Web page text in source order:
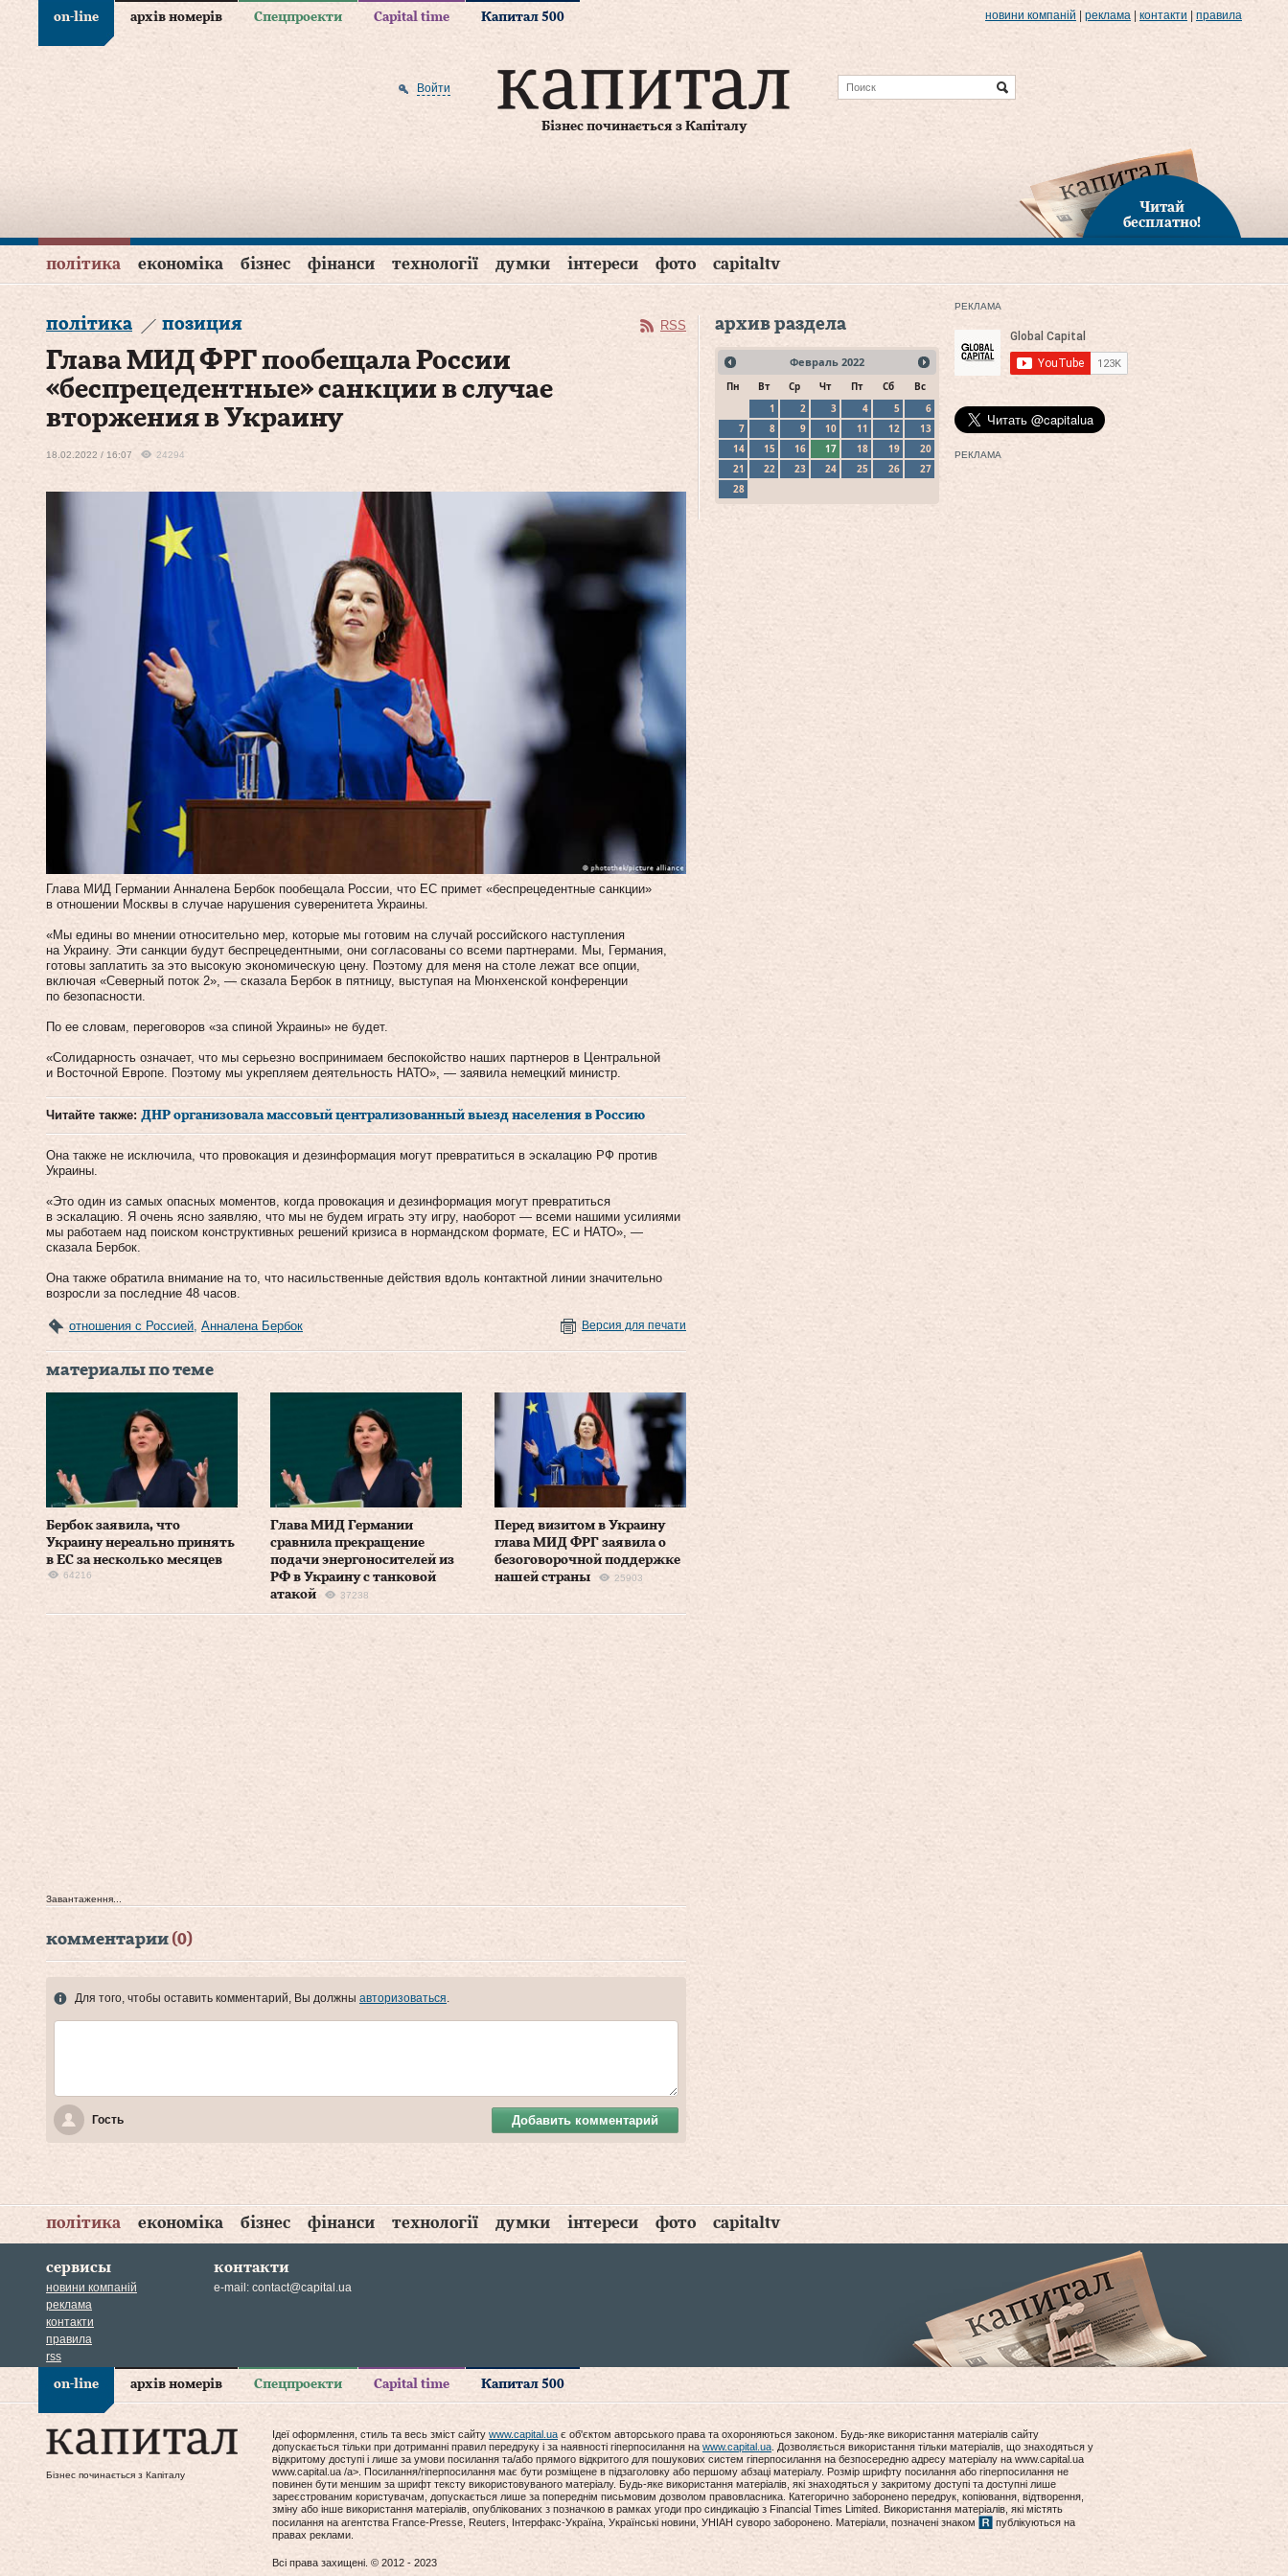
on-line архів номерів Спецпроекти Capital time Капитал 500 новини компаній реклама контакти правила
Бізнес починається з Капіталу
Войти
Читай
бесплатно!
політика економіка бізнес фінанси технології думки інтереси фото capitaltv
політика позиция RSS
Глава МИД ФРГ пообещала России
«беспрецедентные» санкции в случае
вторжения в Украину
18.02.2022 / 16:07 24294
Глава МИД Германии Анналена Бербок пообещала России, что ЕС примет «беспрецедентные санкции»
в отношении Москвы в случае нарушения суверенитета Украины.
«Мы едины во мнении относительно мер, которые мы готовим на случай российского наступления
на Украину. Эти санкции будут беспрецедентными, они согласованы со всеми партнерами. Мы, Германия,
готовы заплатить за это высокую экономическую цену. Поэтому для меня на столе лежат все опции,
включая «Северный поток 2», — сказала Бербок в пятницу, выступая на Мюнхенской конференции
по безопасности.
По ее словам, переговоров «за спиной Украины» не будет.
«Солидарность означает, что мы серьезно воспринимаем беспокойство наших партнеров в Центральной
и Восточной Европе. Поэтому мы укрепляем деятельность НАТО», — заявила немецкий министр.
Читайте также: ДНР организовала массовый централизованный выезд населения в Россию
Она также не исключила, что провокация и дезинформация могут превратиться в эскалацию РФ против
Украины.
«Это один из самых опасных моментов, когда провокация и дезинформация могут превратиться
в эскалацию. Я очень ясно заявляю, что мы не будем играть эту игру, наоборот — всеми нашими усилиями
мы работаем над поиском конструктивных решений кризиса в нормандском формате, ЕС и НАТО», —
сказала Бербок.
Она также обратила внимание на то, что насильственные действия вдоль контактной линии значительно
возросли за последние 48 часов.
отношения с Россией Анналена Бербок Версия для печати
материалы по теме
Бербок заявила, что
Украину нереально принять
в ЕС за несколько месяцев
64216
Глава МИД Германии
сравнила прекращение
подачи энергоносителей из
РФ в Украину с танковой
атакой
37238
Перед визитом в Украину
глава МИД ФРГ заявила о
безоговорочной поддержке
нашей страны
25903
Завантаження...
комментарии (0)
Для того, чтобы оставить комментарий, Вы должны авторизоваться
Гость Добавить комментарий
архив раздела
Февраль 2022
Пн Вт Ср Чт Пт Сб
Вс
1
2 3 4 5
6
7
8 9 10 11 12
13
14
15 16 17 18 19
20
21
22 23 24 25 26
27
28
РЕКЛАМА
РЕКЛАМА
політика економіка бізнес фінанси технології думки інтереси фото capitaltv
сервисы
новини компаній
реклама
контакти
правила
rss
контакти
e-mail: contact@capital.ua
on-line архів номерів Спецпроекти Capital time Капитал 500
Бізнес починається з Капіталу
Ідеї оформлення, стиль та весь зміст сайту www.capital.ua є об'єктом авторського права та охороняються законом. Будь-яке використання матеріалів сайту
допускається тільки при дотриманні правил передруку і за наявності гіперпосилання на www.capital.ua . Дозволяється використання тільки матеріалів, що знаходяться у
відкритому доступі і лише за умови посилання та/або прямого відкритого для пошукових систем гіперпосилання на безпосередню адресу матеріалу на www.capital.ua
www.capital.ua /a>. Посилання/гіперпосилання має бути розміщене в підзаголовку або першому абзаці матеріалу. Розмір шрифту посилання або гіперпосилання не
повинен бути меншим за шрифт тексту використовуваного матеріалу. Будь-яке використання матеріалів, які знаходяться у закритому доступі та доступні лише
зареєстрованим користувачам, допускається лише за попереднім письмовим дозволом правовласника. Категорично заборонено передрук, копіювання, відтворення,
зміну або інше використання матеріалів, опублікованих з позначкою в рамках угоди про синдикацію з Financial Times Limited. Використання матеріалів, які містять
посилання на агентства France-Presse, Reuters, Інтерфакс-Україна, Українські новини, УНІАН суворо заборонено. Матеріали, позначені знаком
публікуються на
правах реклами.
Всі права захищені. © 2012 - 2023